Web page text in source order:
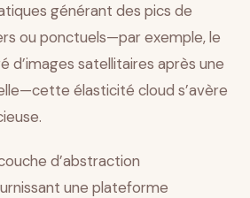
générant des pics de
ou ponctuels—par exemple, le
d’images satellitaires après une
élasticité cloud s’avère
d’abstraction
une plateforme